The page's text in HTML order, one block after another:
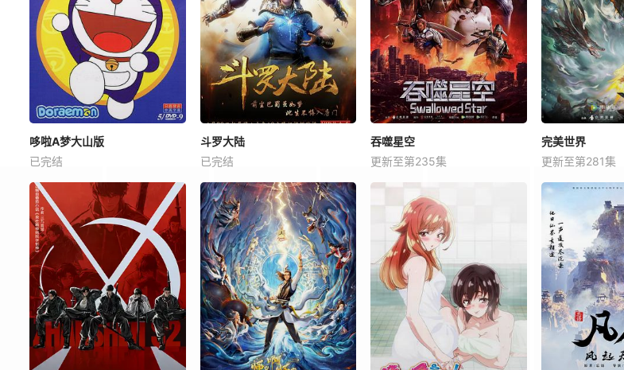
哆啦A梦大山版
已完结
斗罗大陆
已完结
吞噬星空
更新至第235集
完美世界
更新至第281集